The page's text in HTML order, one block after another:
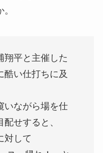
翔平と主催した
酷い仕打ちに及
いながら場を仕
せすると、
対して